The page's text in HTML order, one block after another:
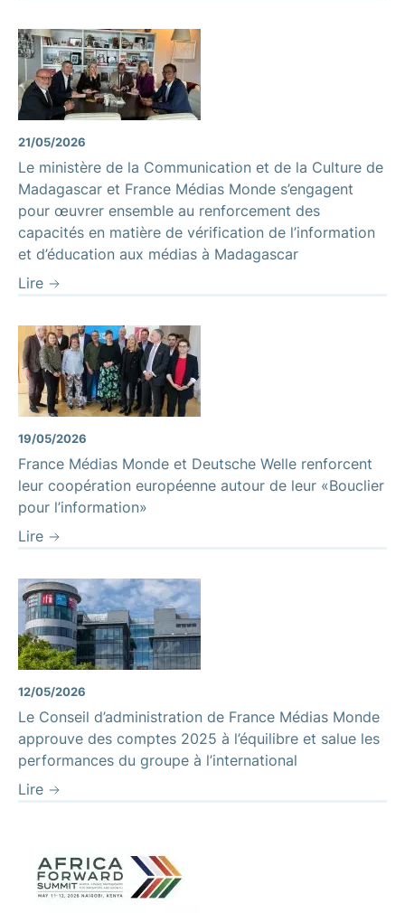
21/05/2026
Le ministère de la Communication et de la Culture de
Madagascar et France Médias Monde s’engagent
pour œuvrer ensemble au renforcement des
capacités en matière de vérification de l’information
et d’éducation aux médias à Madagascar
Lire
19/05/2026
France Médias Monde et Deutsche Welle renforcent
leur coopération européenne autour de leur «Bouclier
pour l’information»
Lire
12/05/2026
Le Conseil d’administration de France Médias Monde
approuve des comptes 2025 à l’équilibre et salue les
performances du groupe à l’international
Lire